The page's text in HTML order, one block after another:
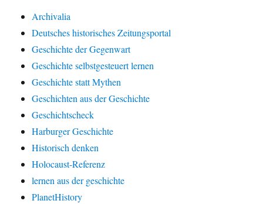
Archivalia
Deutsches historisches Zeitungsportal
Geschichte der Gegenwart
Geschichte selbstgesteuert lernen
Geschichte statt Mythen
Geschichten aus der Geschichte
Geschichtscheck
Harburger Geschichte
Historisch denken
Holocaust-Referenz
lernen aus der geschichte
PlanetHistory